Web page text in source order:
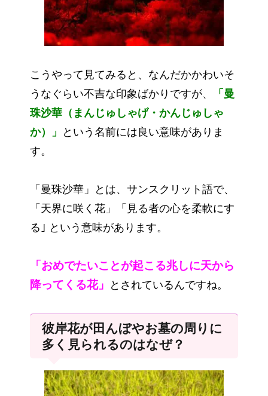
こうやって見てみると、なんだかかわいそ
うなぐらい不吉な印象ばかりですが、
「曼
珠沙華（まんじゅしゃげ・かんじゅしゃ
か）」
という名前には良い意味がありま
す。
「曼珠沙華」とは、サンスクリット語で、
「天界に咲く花」「見る者の心を柔軟にす
る｣ という意味があります。
「おめでたいことが起こる兆しに天から
降ってくる花」
とされているんですね。
彼岸花が田んぼやお墓の周りに
多く見られるのはなぜ？